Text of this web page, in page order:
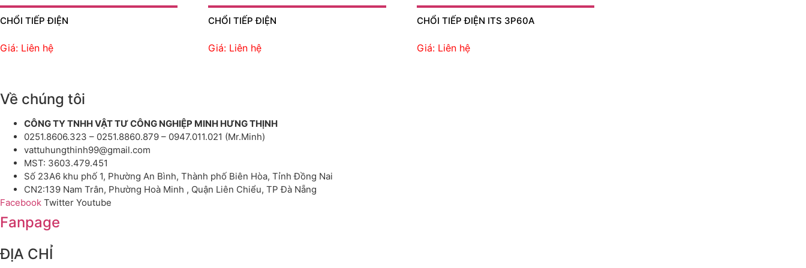
CHỔI TIẾP ĐIỆN
Giá: Liên hệ
CHỔI TIẾP ĐIỆN
Giá: Liên hệ
CHỔI TIẾP ĐIỆN ITS 3P60A
Giá: Liên hệ
Về chúng tôi
CÔNG TY TNHH VẬT TƯ CÔNG NGHIỆP MINH HƯNG THỊNH
0251.8606.323 – 0251.8860.879 – 0947.011.021 (Mr.Minh)
vattuhungthinh99@gmail.com
MST: 3603.479.451
Số 23A6 khu phố 1, Phường An Bình, Thành phố Biên Hòa, Tỉnh Đồng Nai
CN2:139 Nam Trân, Phường Hoà Minh , Quận Liên Chiểu, TP Đà Nẵng
Facebook Twitter Youtube
Fanpage
ĐỊA CHỈ